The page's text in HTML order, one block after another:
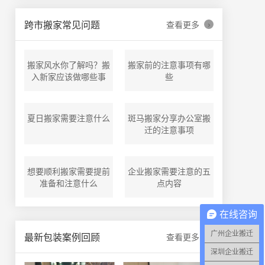
跨市搬家常见问题 查看更多 ›
搬家风水你了解吗？搬
入新家应该做哪些事
搬家前的注意事项有哪
些
夏日搬家需要注意什么
斑马搬家分享办公室搬
迁的注意事项
想要顺利搬家需要提前
准备和注意什么
企业搬家需要注意的五
点内容
最新包装案例回顾 查看更多
在线咨询
广州企业搬迁
深圳企业搬迁